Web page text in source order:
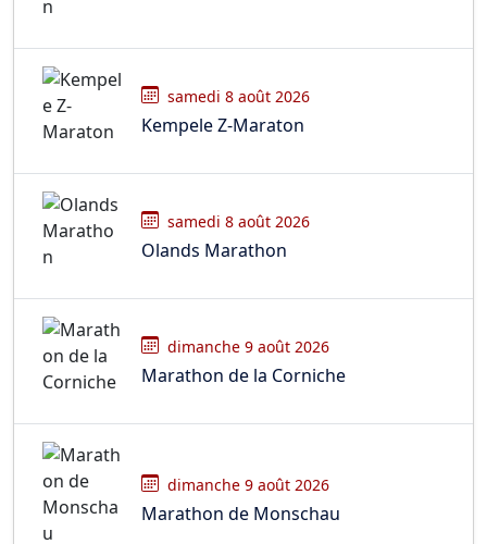
samedi 8 août 2026
Kempele Z-Maraton
samedi 8 août 2026
Olands Marathon
dimanche 9 août 2026
Marathon de la Corniche
dimanche 9 août 2026
Marathon de Monschau